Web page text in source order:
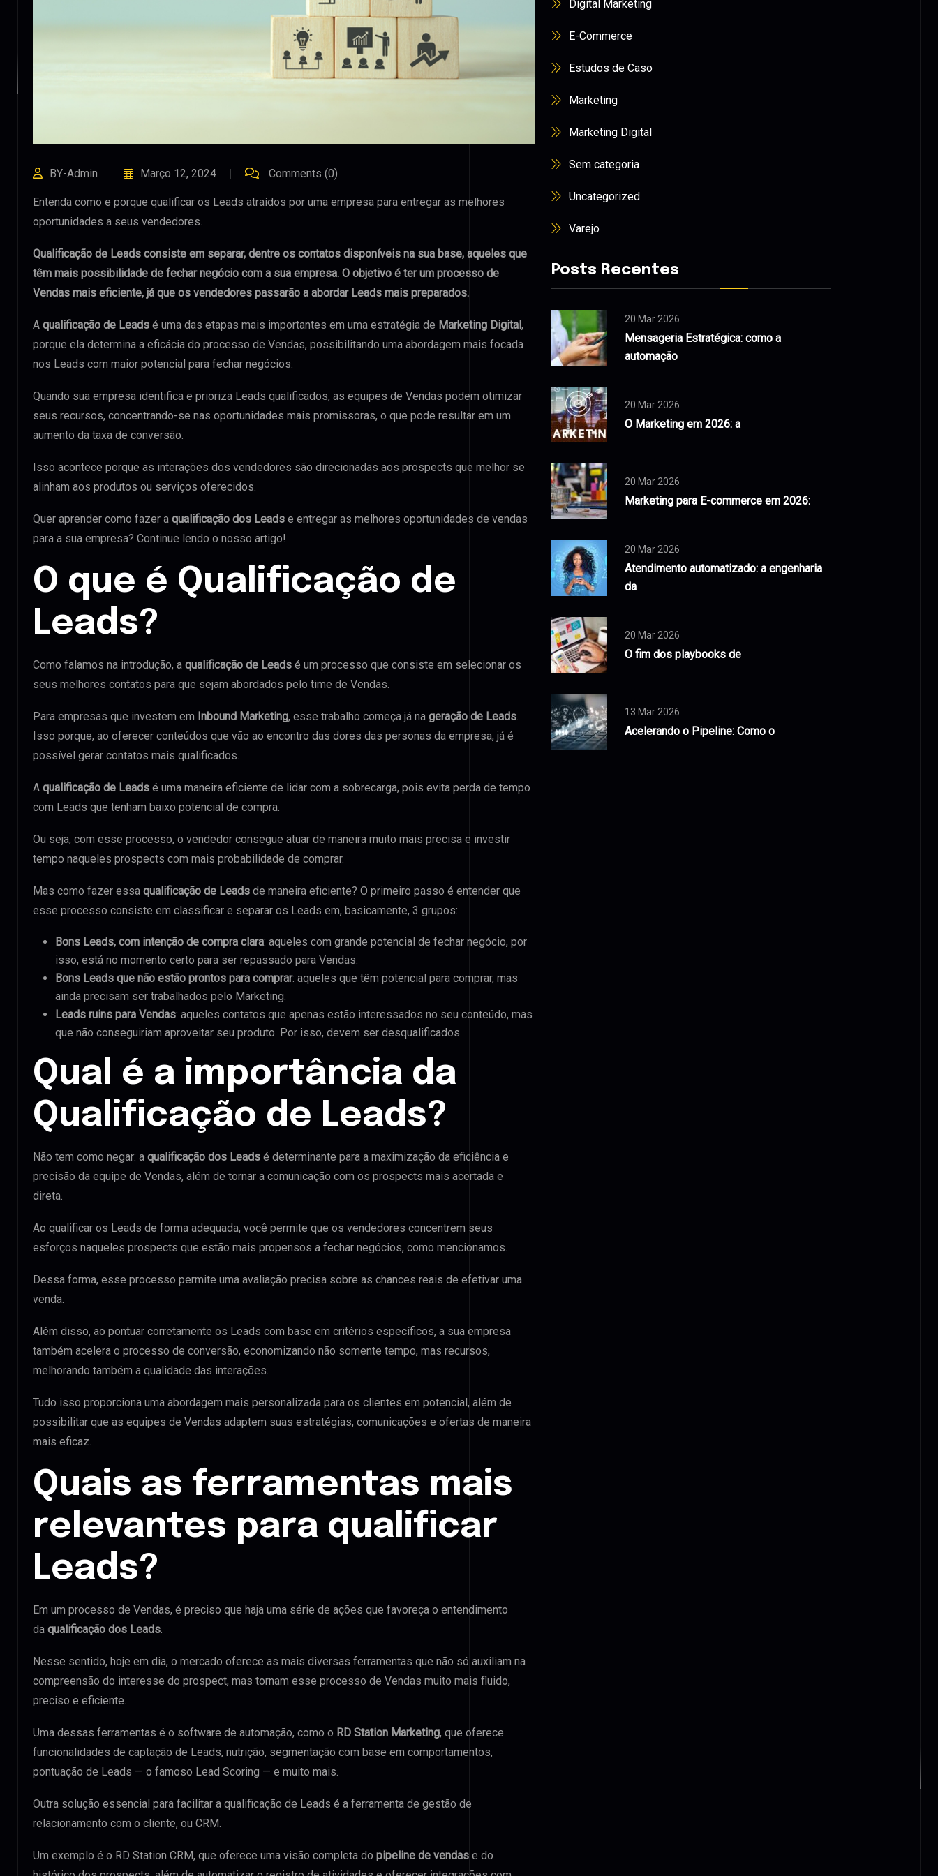
BY-Admin Março 12, 2024 Comments (0)
Entenda como e porque qualificar os Leads atraídos por uma empresa para entregar as melhores
oportunidades a seus vendedores.
Qualificação de Leads consiste em separar, dentre os contatos disponíveis na sua base, aqueles que
têm mais possibilidade de fechar negócio com a sua empresa. O objetivo é ter um processo de
Vendas mais eficiente, já que os vendedores passarão a abordar Leads mais preparados.
A qualificação de Leads é uma das etapas mais importantes em uma estratégia de Marketing Digital ,
porque ela determina a eficácia do processo de Vendas, possibilitando uma abordagem mais focada
nos Leads com maior potencial para fechar negócios.
Quando sua empresa identifica e prioriza Leads qualificados, as equipes de Vendas podem otimizar
seus recursos, concentrando-se nas oportunidades mais promissoras, o que pode resultar em um
aumento da taxa de conversão.
Isso acontece porque as interações dos vendedores são direcionadas aos prospects que melhor se
alinham aos produtos ou serviços oferecidos.
Quer aprender como fazer a qualificação dos Leads e entregar as melhores oportunidades de vendas
para a sua empresa? Continue lendo o nosso artigo!
O que é Qualificação de
Leads?
Como falamos na introdução, a qualificação de Leads é um processo que consiste em selecionar os
seus melhores contatos para que sejam abordados pelo time de Vendas.
Para empresas que investem em Inbound Marketing, esse trabalho começa já na geração de Leads.
Isso porque, ao oferecer conteúdos que vão ao encontro das dores das personas da empresa, já é
possível gerar contatos mais qualificados.
A qualificação de Leads é uma maneira eficiente de lidar com a sobrecarga, pois evita perda de tempo
com Leads que tenham baixo potencial de compra.
Ou seja, com esse processo, o vendedor consegue atuar de maneira muito mais precisa e investir
tempo naqueles prospects com mais probabilidade de comprar.
Mas como fazer essa qualificação de Leads de maneira eficiente? O primeiro passo é entender que
esse processo consiste em classificar e separar os Leads em, basicamente, 3 grupos:
Bons Leads, com intenção de compra clara: aqueles com grande potencial de fechar negócio, por
isso, está no momento certo para ser repassado para Vendas.
Bons Leads que não estão prontos para comprar: aqueles que têm potencial para comprar, mas
ainda precisam ser trabalhados pelo Marketing.
Leads ruins para Vendas: aqueles contatos que apenas estão interessados no seu conteúdo, mas
que não conseguiriam aproveitar seu produto. Por isso, devem ser desqualificados.
Qual é a importância da
Qualificação de Leads?
Não tem como negar: a qualificação dos Leads é determinante para a maximização da eficiência e
precisão da equipe de Vendas, além de tornar a comunicação com os prospects mais acertada e
direta.
Ao qualificar os Leads de forma adequada, você permite que os vendedores concentrem seus
esforços naqueles prospects que estão mais propensos a fechar negócios, como mencionamos.
Dessa forma, esse processo permite uma avaliação precisa sobre as chances reais de efetivar uma
venda.
Além disso, ao pontuar corretamente os Leads com base em critérios específicos, a sua empresa
também acelera o processo de conversão, economizando não somente tempo, mas recursos,
melhorando também a qualidade das interações.
Tudo isso proporciona uma abordagem mais personalizada para os clientes em potencial, além de
possibilitar que as equipes de Vendas adaptem suas estratégias, comunicações e ofertas de maneira
mais eficaz.
Quais as ferramentas mais
relevantes para qualificar
Leads?
Em um processo de Vendas, é preciso que haja uma série de ações que favoreça o entendimento
da qualificação dos Leads.
Nesse sentido, hoje em dia, o mercado oferece as mais diversas ferramentas que não só auxiliam na
compreensão do interesse do prospect, mas tornam esse processo de Vendas muito mais fluido,
preciso e eficiente.
Uma dessas ferramentas é o software de automação, como o RD Station Marketing, que oferece
funcionalidades de captação de Leads, nutrição, segmentação com base em comportamentos,
pontuação de Leads — o famoso Lead Scoring — e muito mais.
Outra solução essencial para facilitar a qualificação de Leads é a ferramenta de gestão de
relacionamento com o cliente, ou CRM.
Um exemplo é o RD Station CRM, que oferece uma visão completa do pipeline de vendas e do
Digital Marketing
E-Commerce
Estudos de Caso
Marketing
Marketing Digital
Sem categoria
Uncategorized
Varejo
Posts Recentes
20 Mar 2026
Mensageria Estratégica: como a
automação
20 Mar 2026
O Marketing em 2026: a
20 Mar 2026
Marketing para E-commerce em 2026:
20 Mar 2026
Atendimento automatizado: a engenharia
da
20 Mar 2026
O fim dos playbooks de
13 Mar 2026
Acelerando o Pipeline: Como o